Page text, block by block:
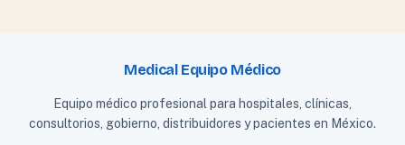
Medical Equipo Médico
Equipo médico profesional para hospitales, clínicas,
consultorios, gobierno, distribuidores y pacientes en México.